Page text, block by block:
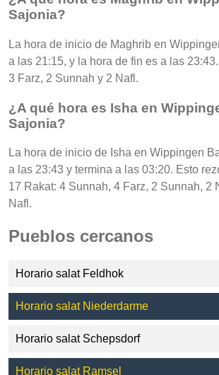
Sajonia?
La hora de inicio de Maghrib en
a las 21:15, y la hora de fin es a las
3 Farz, 2 Sunnah y 2 Nafl.
¿A qué hora es Isha en
Sajonia?
La hora de inicio de Isha en Wippingen
a las 23:43 y termina a las 03:20. Esto
17 Rakat: 4 Sunnah, 4 Farz, 2 Sunnah, 2
Nafl.
Pueblos cercanos
Horario salat Feldhok
Horario salat Niederdarme
Horario salat Schepsdorf
Horario salat Ramsel